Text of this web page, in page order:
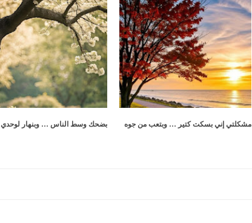
مشكلتي إني بسكت كتير … وبتعب من جوه بضحك وسط الناس … وبنهار لوحدي